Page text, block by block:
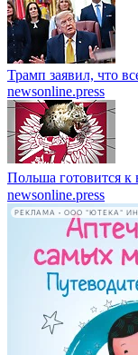
Трамп заявил, что
newsonline.press
Польша готовится
newsonline.press
РЕКЛАМА • ООО "ЮТЕКА"